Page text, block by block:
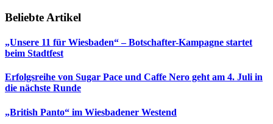
Beliebte Artikel
„Unsere 11 für Wiesbaden“ – Botschafter-Kampagne startet
beim Stadtfest
Erfolgsreihe von Sugar Pace und Caffe Nero geht am 4. Juli in
die nächste Runde
„British Panto“ im Wiesbadener Westend